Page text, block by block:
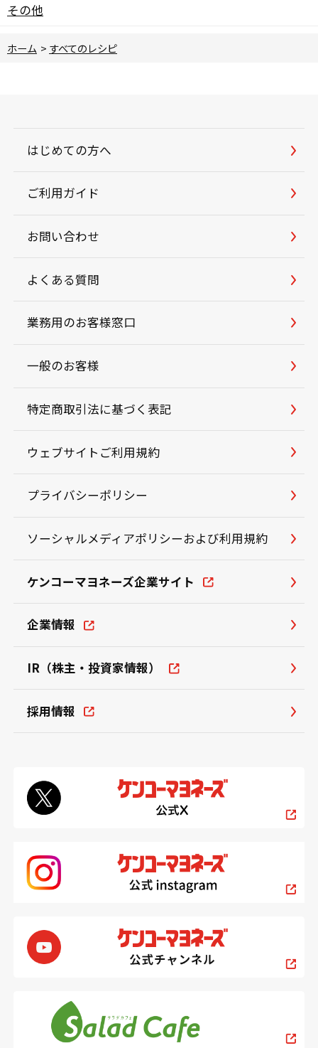
その他
ホーム > すべてのレシピ
はじめての方へ
ご利用ガイド
お問い合わせ
よくある質問
業務用のお客様窓口
一般のお客様
特定商取引法に基づく表記
ウェブサイトご利用規約
プライバシーポリシー
ソーシャルメディアポリシーおよび利用規約
ケンコーマヨネーズ企業サイト
企業情報
IR（株主・投資家情報）
採用情報